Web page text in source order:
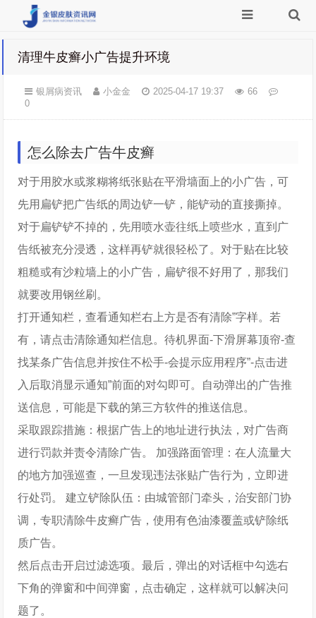
清理牛皮癣小广告提升环境
银屑病资讯 小金金 2025-04-17 19:37
66
0
怎么除去广告牛皮癣
对于用胶水或浆糊将纸张贴在平滑墙面上的小广告，可
先用扁铲把广告纸的周边铲一铲，能铲动的直接撕掉。
对于扁铲铲不掉的，先用喷水壶往纸上喷些水，直到广
告纸被充分浸透，这样再铲就很轻松了。对于贴在比较
粗糙或有沙粒墙上的小广告，扁铲很不好用了，那我们
就要改用钢丝刷。
打开通知栏，查看通知栏右上方是否有清除”字样。若
有，请点击清除通知栏信息。待机界面-下滑屏幕顶帘-查
找某条广告信息并按住不松手-会提示应用程序”-点击进
入后取消显示通知”前面的对勾即可。自动弹出的广告推
送信息，可能是下载的第三方软件的推送信息。
采取跟踪措施：根据广告上的地址进行执法，对广告商
进行罚款并责令清除广告。 加强路面管理：在人流量大
的地方加强巡查，一旦发现违法张贴广告行为，立即进
行处罚。 建立铲除队伍：由城管部门牵头，治安部门协
调，专职清除牛皮癣广告，使用有色油漆覆盖或铲除纸
质广告。
然后点击开启过滤选项。最后，弹出的对话框中勾选右
下角的弹窗和中间弹窗，点击确定，这样就可以解决问
题了。